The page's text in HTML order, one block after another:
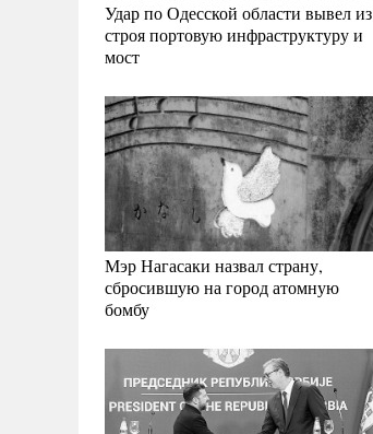
Удар по Одесской области вывел из
строя портовую инфраструктуру и
мост
Мэр Нагасаки назвал страну,
сбросившую на город атомную
бомбу